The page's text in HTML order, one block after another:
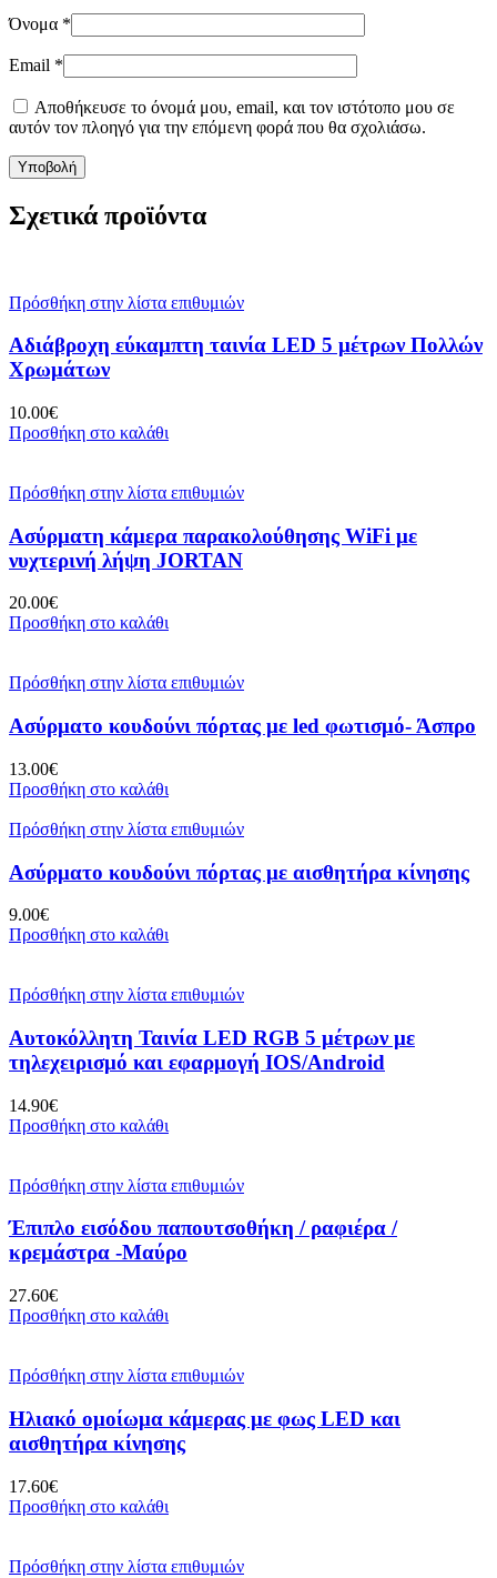
Όνομα *
Email *
Αποθήκευσε το όνομά μου, email, και τον ιστότοπο μου σε
αυτόν τον πλοηγό για την επόμενη φορά που θα σχολιάσω.
Σχετικά προϊόντα
Πρόσθήκη στην λίστα επιθυμιών
Αδιάβροχη εύκαμπτη ταινία LED 5 μέτρων Πολλών
Χρωμάτων
10.00€
Προσθήκη στο καλάθι
Πρόσθήκη στην λίστα επιθυμιών
Ασύρματη κάμερα παρακολούθησης WiFi με
νυχτερινή λήψη JORTAN
20.00€
Προσθήκη στο καλάθι
Πρόσθήκη στην λίστα επιθυμιών
Ασύρματο κουδούνι πόρτας με led φωτισμό- Άσπρο
13.00€
Προσθήκη στο καλάθι
Πρόσθήκη στην λίστα επιθυμιών
Ασύρματο κουδούνι πόρτας με αισθητήρα κίνησης
9.00€
Προσθήκη στο καλάθι
Πρόσθήκη στην λίστα επιθυμιών
Αυτοκόλλητη Ταινία LED RGB 5 μέτρων με
τηλεχειρισμό και εφαρμογή IOS/Android
14.90€
Προσθήκη στο καλάθι
Πρόσθήκη στην λίστα επιθυμιών
Έπιπλο εισόδου παπουτσοθήκη / ραφιέρα /
κρεμάστρα -Μαύρο
27.60€
Προσθήκη στο καλάθι
Πρόσθήκη στην λίστα επιθυμιών
Ηλιακό ομοίωμα κάμερας με φως LED και
αισθητήρα κίνησης
17.60€
Προσθήκη στο καλάθι
Πρόσθήκη στην λίστα επιθυμιών